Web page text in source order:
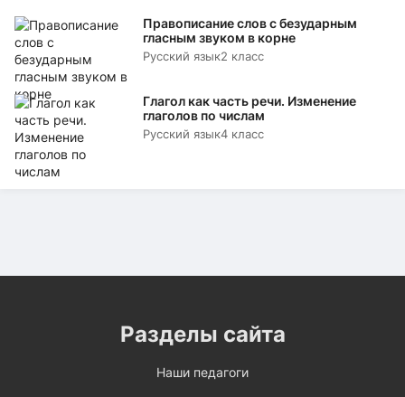
Правописание слов с безударным
гласным звуком в корне
Русский язык2 класс
Глагол как часть речи. Изменение
глаголов по числам
Русский язык4 класс
Разделы сайта
Наши педагоги